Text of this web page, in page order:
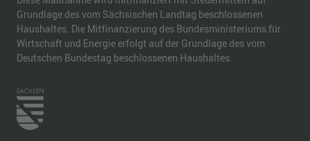
Grundlage des vom Sächsischen Landtag beschlossenen
Haushaltes. Die Mitfinanzierung des Bundesministeriums für
Wirtschaft und Energie erfolgt auf der Grundlage des vom
Deutschen Bundestag beschlossenen Haushaltes.